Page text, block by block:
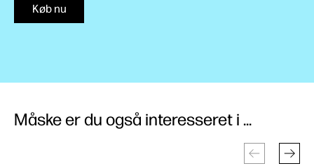
Køb nu
Måske er du også interesseret i ...